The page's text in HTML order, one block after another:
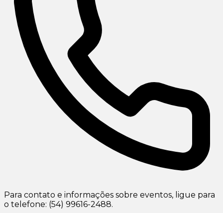
Para contato e informações sobre eventos, ligue para
o telefone: (54) 99616-2488.